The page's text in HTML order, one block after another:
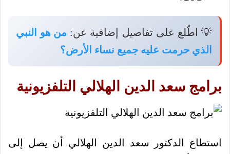
💡 اطّلع على تفاصيل إضافية عن: من هو النبي
الذي حرمت عليه جميع نساء الأرض؟
برامج سعد الدين الهلالي التلفزيونية
استطاع الدكتور سعد الدين الهلالي أن يصل إلى